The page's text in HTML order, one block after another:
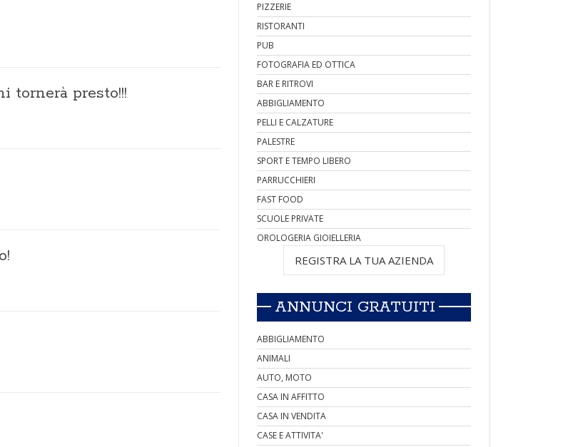
tornerà presto!!!
PIZZERIE
RISTORANTI
PUB
FOTOGRAFIA ED OTTICA
BAR E RITROVI
ABBIGLIAMENTO
PELLI E CALZATURE
PALESTRE
SPORT E TEMPO LIBERO
PARRUCCHIERI
FAST FOOD
SCUOLE PRIVATE
OROLOGERIA GIOIELLERIA
REGISTRA LA TUA AZIENDA
ANNUNCI GRATUITI
ABBIGLIAMENTO
ANIMALI
AUTO, MOTO
CASA IN AFFITTO
CASA IN VENDITA
CASE E ATTIVITA'